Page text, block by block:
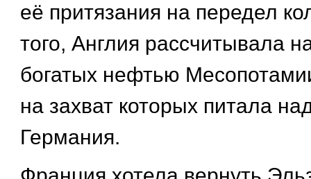
её притязания на передел
того, Англия рассчитывала
богатых нефтью
на захват которых питала
Германия.